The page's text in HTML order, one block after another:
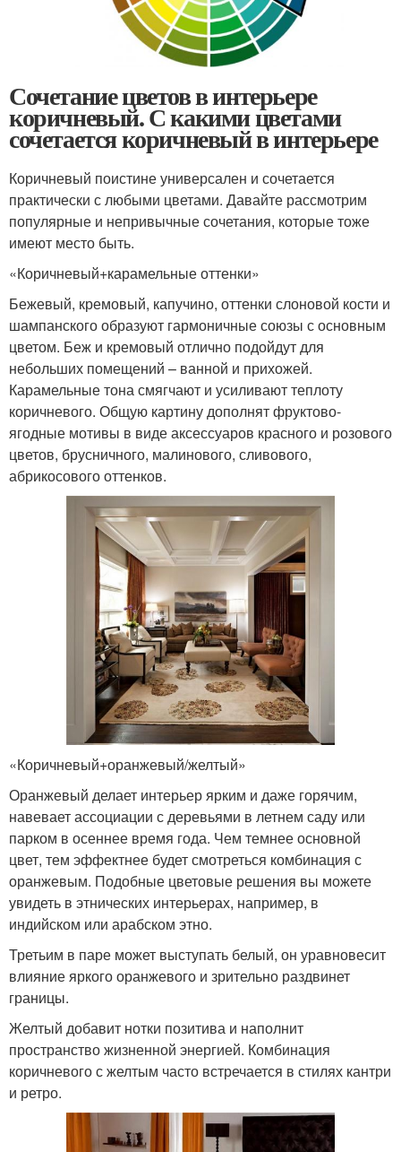
Сочетание цветов в интерьере
коричневый. С какими цветами
сочетается коричневый в интерьере
Коричневый поистине универсален и сочетается
практически с любыми цветами. Давайте рассмотрим
популярные и непривычные сочетания, которые тоже
имеют место быть.
«Коричневый+карамельные оттенки»
Бежевый, кремовый, капучино, оттенки слоновой кости и
шампанского образуют гармоничные союзы с основным
цветом. Беж и кремовый отлично подойдут для
небольших помещений – ванной и прихожей.
Карамельные тона смягчают и усиливают теплоту
коричневого. Общую картину дополнят фруктово-
ягодные мотивы в виде аксессуаров красного и розового
цветов, брусничного, малинового, сливового,
абрикосового оттенков.
«Коричневый+оранжевый/желтый»
Оранжевый делает интерьер ярким и даже горячим,
навевает ассоциации с деревьями в летнем саду или
парком в осеннее время года. Чем темнее основной
цвет, тем эффектнее будет смотреться комбинация с
оранжевым. Подобные цветовые решения вы можете
увидеть в этнических интерьерах, например, в
индийском или арабском этно.
Третьим в паре может выступать белый, он уравновесит
влияние яркого оранжевого и зрительно раздвинет
границы.
Желтый добавит нотки позитива и наполнит
пространство жизненной энергией. Комбинация
коричневого с желтым часто встречается в стилях кантри
и ретро.